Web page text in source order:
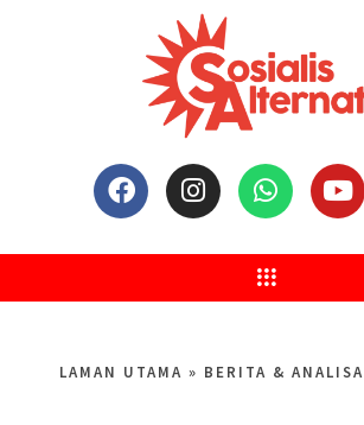
LAMAN UTAMA » BERITA & ANALISA